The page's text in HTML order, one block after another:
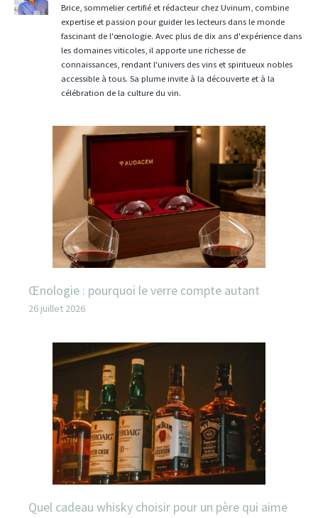
Brice, sommelier certifié et rédacteur chez Uvinum, combine
expertise et passion pour guider les lecteurs dans le monde
fascinant de l'œnologie. Avec plus de dix ans d'expérience dans
les domaines viticoles, il apporte une richesse de
connaissances, rendant l'univers des vins et spiritueux nobles
accessible à tous. Sa plume invite à la découverte et à la
célébration de la culture du vin.
Œnologie : pourquoi le verre compte autant
26 juillet 2026
Quel cadeau whisky choisir pour un père qui aime